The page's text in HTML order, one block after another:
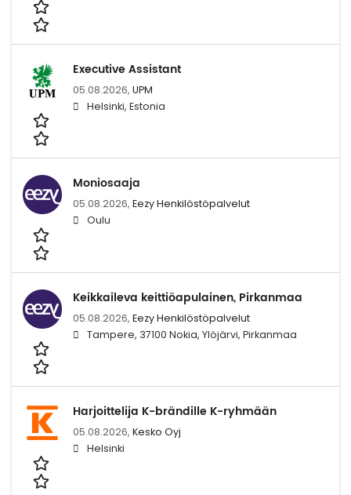
Executive Assistant
05.08.2026, UPM
Helsinki, Estonia
Moniosaaja
05.08.2026, Eezy Henkilöstöpalvelut
Oulu
Keikkaileva keittiöapulainen, Pirkanmaa
05.08.2026, Eezy Henkilöstöpalvelut
Tampere, 37100 Nokia, Ylöjärvi, Pirkanmaa
Harjoittelija K-brändille K-ryhmään
05.08.2026, Kesko Oyj
Helsinki